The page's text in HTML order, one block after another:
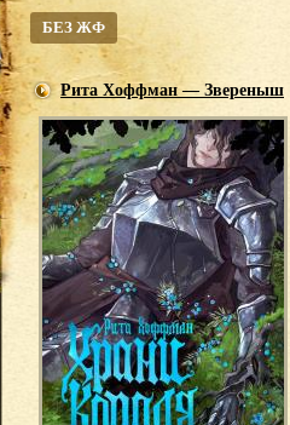
БЕЗ ЖФ
Рита Хоффман — Звереныш